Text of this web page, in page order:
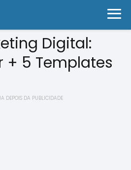
Digital:
+ 5 Templates
DEPOIS DA PUBLICIDADE